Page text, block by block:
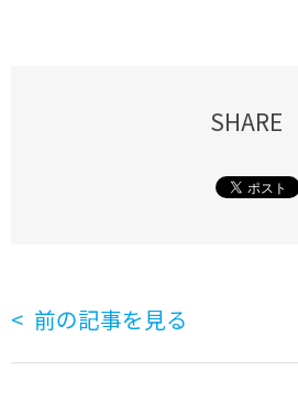
SHARE
前の記事を見る